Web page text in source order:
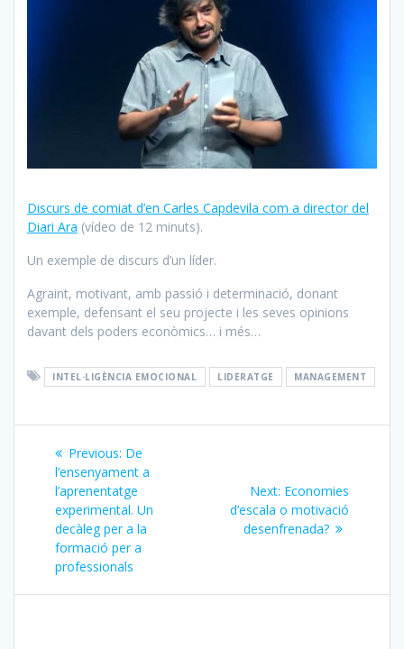
Discurs de comiat d’en Carles Capdevila com a director del
Diari Ara (vídeo de 12 minuts).
Un exemple de discurs d’un líder.
Agraint, motivant, amb passió i determinació, donant
exemple, defensant el seu projecte i les seves opinions
davant dels poders econòmics… i més…
INTEL·LIGÈNCIA EMOCIONAL LIDERATGE MANAGEMENT
Post
navigation
Previous: Previous
post:
De
l’ensenyament a
l’aprenentatge
experimental. Un
decàleg per a la
formació per a
professionals
Next: Next
post:
Economies
d’escala o motivació
desenfrenada?